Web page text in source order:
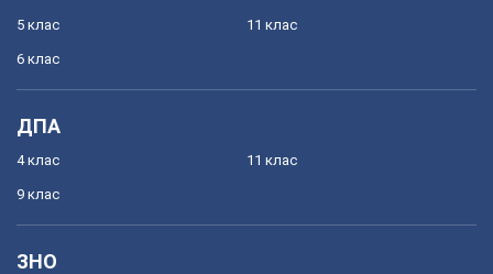
5 клас
6 клас
11 клас
ДПА
4 клас
9 клас
11 клас
ЗНО